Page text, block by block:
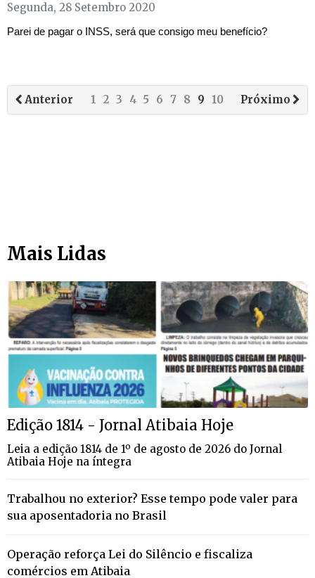
Segunda, 28 Setembro 2020
Parei de pagar o INSS, será que consigo meu benefício?
Anterior Próximo
1 2 3 4 5 6 7 8 9 10
Mais Lidas
Edição 1814 - Jornal Atibaia Hoje
Leia a edição 1814 de 1º de agosto de 2026 do Jornal
Atibaia Hoje na íntegra
Trabalhou no exterior? Esse tempo pode valer para
sua aposentadoria no Brasil
Operação reforça Lei do Silêncio e fiscaliza
comércios em Atibaia